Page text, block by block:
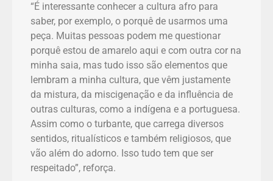
“É interessante conhecer a cultura afro para
saber, por exemplo, o porquê de usarmos uma
peça. Muitas pessoas podem me questionar
porquê estou de amarelo aqui e com outra cor na
minha saia, mas tudo isso são elementos que
lembram a minha cultura, que vêm justamente
da mistura, da miscigenação e da influência de
outras culturas, como a indígena e a portuguesa.
Assim como o turbante, que carrega diversos
sentidos, ritualísticos e também religiosos, que
vão além do adorno. Isso tudo tem que ser
respeitado”, reforça.